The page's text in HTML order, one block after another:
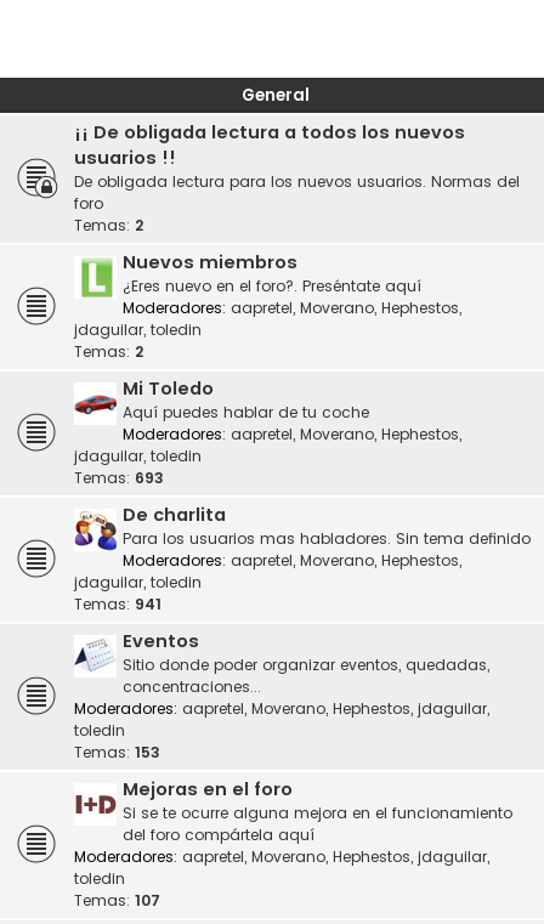
General
¡¡ De obligada lectura a todos los nuevos
usuarios !!
De obligada lectura para los nuevos usuarios. Normas del
foro
Temas: 2
Nuevos miembros
¿Eres nuevo en el foro?. Preséntate aquí
Moderadores: aapretel, Moverano, Hephestos,
jdaguilar, toledin
Temas: 2
Mi Toledo
Aquí puedes hablar de tu coche
Moderadores: aapretel, Moverano, Hephestos,
jdaguilar, toledin
Temas: 693
De charlita
Para los usuarios mas habladores. Sin tema definido
Moderadores: aapretel, Moverano, Hephestos,
jdaguilar, toledin
Temas: 941
Eventos
Sitio donde poder organizar eventos, quedadas,
concentraciones...
Moderadores: aapretel, Moverano, Hephestos, jdaguilar,
toledin
Temas: 153
Mejoras en el foro
Si se te ocurre alguna mejora en el funcionamiento
del foro compártela aquí
Moderadores: aapretel, Moverano, Hephestos, jdaguilar,
toledin
Temas: 107